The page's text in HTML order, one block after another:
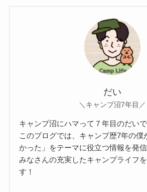
だい
＼キャンプ沼7年目／
キャンプ沼にハマって７年目のだいで
このブログでは、キャンプ歴7年の僕
かった」をテーマに役立つ情報を発信
みなさんの充実したキャンプライフ
す！